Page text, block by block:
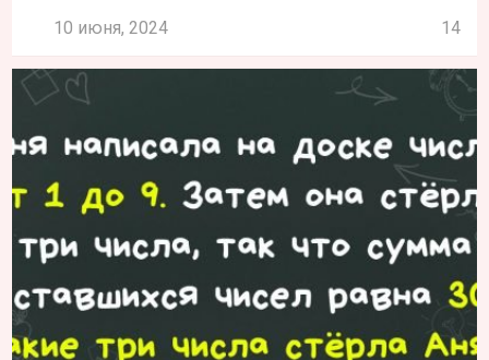
10 июня, 2024 14